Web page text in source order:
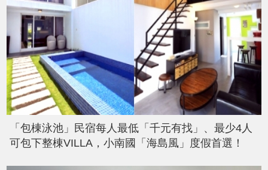
「包棟泳池」民宿每人最低「千元有找」、最少4人
可包下整棟VILLA，小南國「海島風」度假首選！